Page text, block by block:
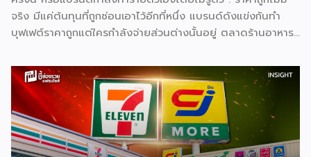
จริง มีแค่ต้นทุนที่ถูกซ่อนเอาไว้อีกที่หนึ่ง แบรนด์ดังแข่งกันทำ
บุฟเฟต์ราคาถูกแต่ใครกำลังจ่ายส่วนต่างนั้นอยู่ ตลาดร้านอาหาร
ยังคงเติบโตต่อเนื่อง ฟังดูน่าลงทุน แต่ภายใต้ตัวเลขที่สวยงาม
นั้น ซ่อนความจริงที่ไม่ค่อยมีใครพูดถึง นั่นคือ ยิ่งตลาดใหญ่ การ
แข่งขันยิ่งโหด และสงครามบุฟเฟต์ราคาถูกคือหนึ่งในสมรภูมิที่
เดิมพันสูงที่สุด . [ Content Chapter ] 1.สงครามที่ไม่มีใครกล้า
หยุดก่อน 2.ใครได้ ใครเสีย ทั้งสองฝั่ง 3.Case Study แบรนด์
ไทยในสงครามเดียวกัน 4.ผู้แพ้ที่เงียบที่สุด “พนักงาน” 5.บทสรุป